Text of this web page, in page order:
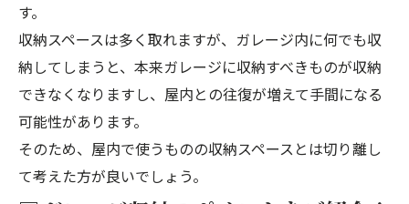
す。
収納スペースは多く取れますが、ガレージ内に何でも収
納してしまうと、本来ガレージに収納すべきものが収納
できなくなりますし、屋内との往復が増えて手間になる
可能性があります。
そのため、屋内で使うものの収納スペースとは切り離し
て考えた方が良いでしょう。